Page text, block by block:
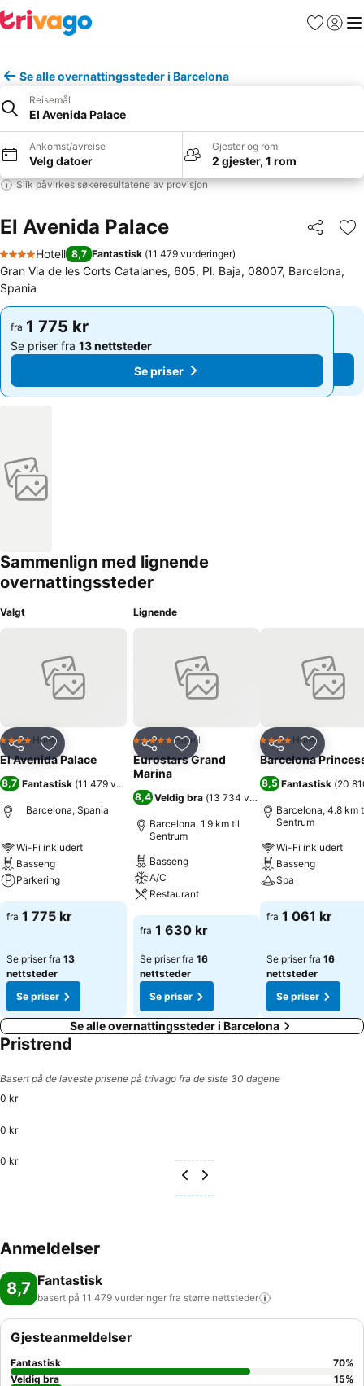
Favoritter
Logg
Se alle overnattingssteder i Barcelona
Reisemål
El Avenida Palace
Ankomst/avreise
Velg datoer
Gjester og rom
2 gjester, 1 rom
Slik påvirkes søkeresultatene av provisjon
El Avenida Palace Del
4 Stjerner
Hotell 8,7 Fantastisk (11 479 vurderinger)
Gran Via de les Corts Catalanes, 605, Pl. Baja, 08007, Barcelona,
Spania
fra 1 775 kr
Se priser fra 13 nettsteder
Se priser
fra 1 775 kr
Se priser fra 13 nettsteder
Se priser
Sammenlign med lignende
overnattingssteder
Valgt
Del Legg til i favoritter
4 StjernerHotell
El Avenida Palace
8,7 Fantastisk (11 479 vurderinger
Barcelona, Spania
Wi-Fi inkludert
Basseng
Parkering
Se priser
fra 1 775 kr
Se priser fra 13
nettsteder
Se priser
Lignende
Del Legg til i favoritter
5 StjernerHotell
Eurostars Grand
Marina
8,4 Veldig bra (13 734 vurderinger
Barcelona, 1.9 km til
Sentrum
Basseng
A/C
Restaurant
Se priser
fra 1 630 kr
Se priser fra 16
nettsteder
Se priser
Del Legg til
4 StjernerHotell
Barcelona
8,5 Fantastisk (20
Barcelona, 4.8 km
Sentrum
Wi-Fi inkludert
Basseng
Spa
Se priser
fra 1 061 kr
Se priser fra 16
nettsteder
Se priser
Se alle overnattingssteder i Barcelona
Pristrend
Basert på de laveste prisene på trivago fra de siste 30 dagene
0 kr
0 kr
0 kr
Anmeldelser
8,7 Fantastisk
basert på 11 479 vurderinger fra større nettsteder
Gjesteanmeldelser
Fantastisk 70%
Veldig bra
15%